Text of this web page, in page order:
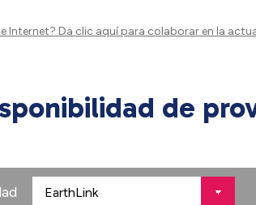
Internet? Da clic aquípara colaborar en la
de